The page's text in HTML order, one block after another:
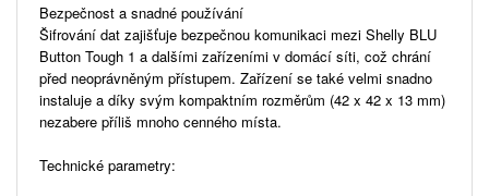
Bezpečnost a snadné používání
Šifrování dat zajišťuje bezpečnou komunikaci mezi Shelly BLU
Button Tough 1 a dalšími zařízeními v domácí síti, což chrání
před neoprávněným přístupem. Zařízení se také velmi snadno
instaluje a díky svým kompaktním rozměrům (42 x 42 x 13 mm)
nezabere příliš mnoho cenného místa.
Technické parametry: